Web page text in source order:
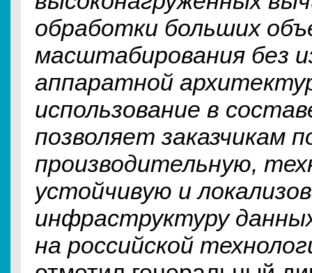
обработки больших
масштабирования без
аппаратной
использование в
позволяет заказчикам
производительную,
устойчивую и
инфраструктуру
на российской